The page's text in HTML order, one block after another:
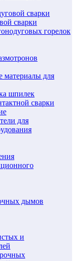
сварки
сварки
горелок
материалы для
шпилек
сварки
для
дымов
и